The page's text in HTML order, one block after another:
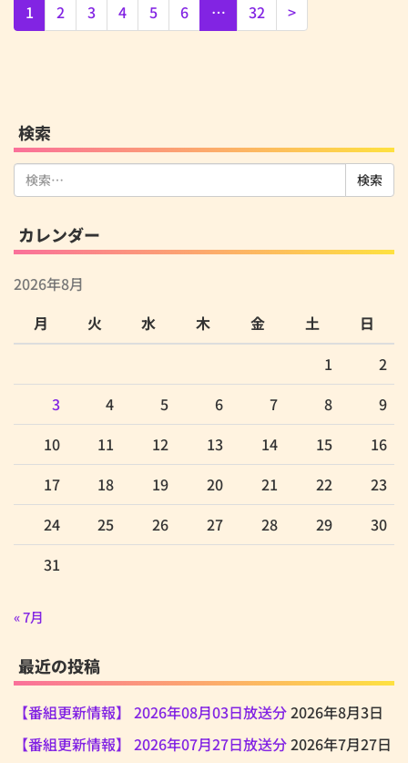
1 2 3 4 5 6 … 32 >
検索
検
索:
カレンダー
2026年8月
月
火 水 木 金 土
日
1
2
3
4 5 6 7 8
9
10
11 12 13 14 15
16
17
18 19 20 21 22
23
24
25 26 27 28 29
30
31
« 7月
最近の投稿
【番組更新情報】 2026年08月03日放送分2026年8月3日
【番組更新情報】 2026年07月27日放送分2026年7月27日